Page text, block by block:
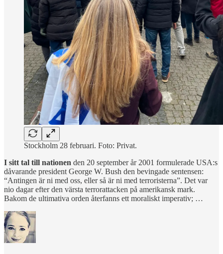
Stockholm 28 februari. Foto: Privat.
I sitt tal till nationen den 20 september år 2001 formulerade USA:s
dåvarande president George W. Bush den bevingade sentensen:
“Antingen är ni med oss, eller så är ni med terroristerna”. Det var
nio dagar efter den värsta terrorattacken på amerikansk mark.
Bakom de ultimativa orden återfanns ett moraliskt imperativ; …